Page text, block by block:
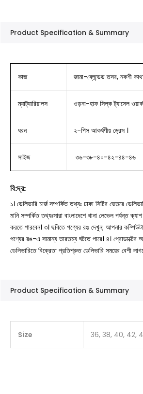
Product Specification & Summary
কাজ জামা-ব্লেন্ডেড তসর, নকশী
ম্যাট্যারিয়ালস ওড়না-হাফ সিল্ক ট্যাসেল ওয়ার্ক
ধরন ২-পিস আকর্ষণীয় ড্রেস ।
সাইজ ৩৬-৩৮-৪০-৪২-৪৪-৪৬
বি:দ্র:
১। ডেলিভারি চার্জ সম্পর্কিত তথ্যঃ ঢাকা সিটির ভেতরে
মানি সম্পর্কিত তথ্যঃসারা বাংলাদেশে থানা লেভেল পর্যন্ত
করতে পারবেন। ৩। ছবিতে পণ্যের রঙ দেখুন; আপনার
পণ্যের রঙ-এ সামান্য তারতম্য ঘটতে পারে। ৪। প্রোডাক্টের
ডেলিভারিতে বিক্রেতা প্রতিশ্রুত ডেলিভারি সময়ের বেশী
Product Specification & Summary
Size 36, 38, 40, 42,